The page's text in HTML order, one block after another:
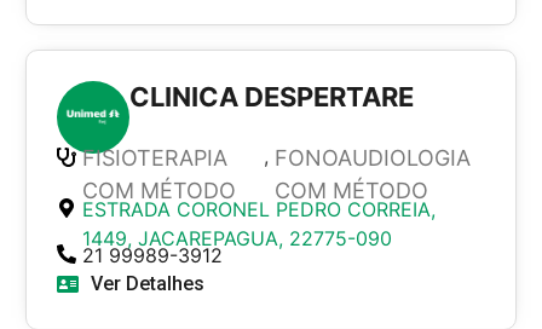
CLINICA DESPERTARE
FISIOTERAPIA
COM MÉTODO
, FONOAUDIOLOGIA
COM MÉTODO
ESTRADA CORONEL PEDRO CORREIA,
1449, JACAREPAGUA, 22775-090
21 99989-3912
Ver Detalhes